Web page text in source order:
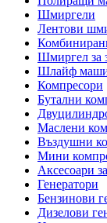
Шмиргели
Лентови
Шмиргел за
Шлайф
Компресори
Бутални
Маслени
Въздушни
Мини
Аксесоари
Генератори
Бензинови
Дизелови